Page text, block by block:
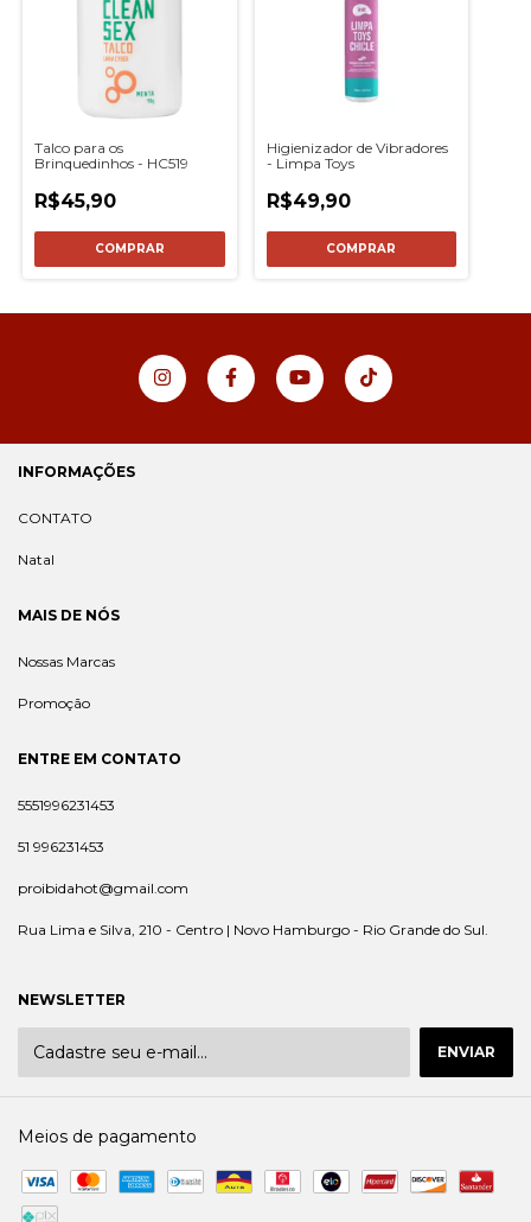
Talco para os
Brinquedinhos - HC519
R$45,90
Higienizador de Vibradores
- Limpa Toys
R$49,90
COMPRAR
INFORMAÇÕES
CONTATO
Natal
MAIS DE NÓS
Nossas Marcas
Promoção
ENTRE EM CONTATO
5551996231453
51 996231453
proibidahot@gmail.com
Rua Lima e Silva, 210 - Centro | Novo Hamburgo - Rio Grande do Sul.
NEWSLETTER
Meios de pagamento